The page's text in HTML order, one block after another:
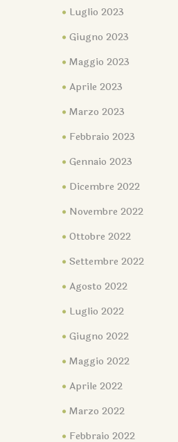
Luglio 2023
Giugno 2023
Maggio 2023
Aprile 2023
Marzo 2023
Febbraio 2023
Gennaio 2023
Dicembre 2022
Novembre 2022
Ottobre 2022
Settembre 2022
Agosto 2022
Luglio 2022
Giugno 2022
Maggio 2022
Aprile 2022
Marzo 2022
Febbraio 2022